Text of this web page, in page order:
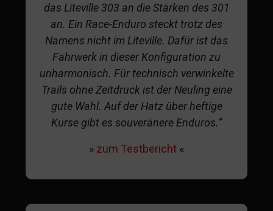
das Liteville 303 an die Stärken des 301
an. Ein Race-Enduro steckt trotz des
Namens nicht im Liteville. Dafür ist das
Fahrwerk in dieser Konfiguration zu
unharmonisch. Für technisch verwinkelte
Trails ohne Zeitdruck ist der Neuling eine
gute Wahl. Auf der Hatz über heftige
Kurse gibt es souveränere Enduros.“
» zum Testbericht «